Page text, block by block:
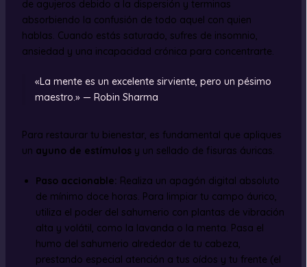
de agujeros debido a la dispersión y terminas
absorbiendo la confusión de todo aquel con quien
hablas. Cuando estás saturado, sufres de insomnio,
ansiedad y una incapacidad crónica para concentrarte.
«La mente es un excelente sirviente, pero un pésimo
maestro.» — Robin Sharma
Para restaurar tu bienestar, es fundamental que apliques
un ayuno de estímulosy un sellado de fisuras áuricas.
Paso accionable: Realiza un apagón digital absoluto
de mínimo doce horas. Para limpiar tu campo áurico,
utiliza el poder del sahumerio con plantas de vibración
alta y volátil, como la lavanda o la menta. Pasa el
humo del sahumerio alrededor de tu cabeza,
prestando especial atención a tus oídos y tu frente (el